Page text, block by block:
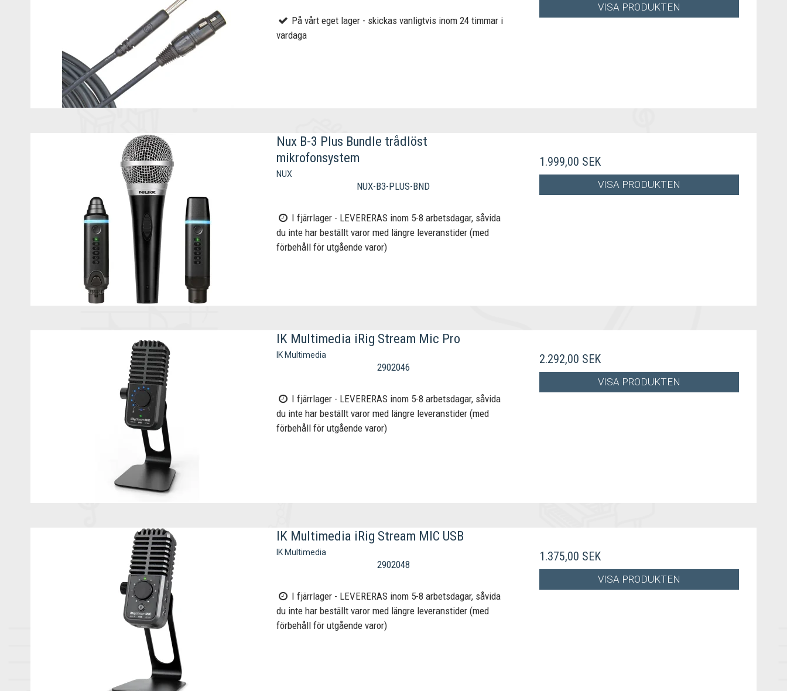
På vårt eget lager - skickas vanligtvis inom 24 timmar i
vardaga
VISA PRODUKTEN
Nux B-3 Plus Bundle trådlöst
mikrofonsystem
NUX
NUX-B3-PLUS-BND
I fjärrlager - LEVERERAS inom 5-8 arbetsdagar, såvida
du inte har beställt varor med längre leveranstider (med
förbehåll för utgående varor)
1.999,00 SEK
VISA PRODUKTEN
IK Multimedia iRig Stream Mic Pro
IK Multimedia
2902046
I fjärrlager - LEVERERAS inom 5-8 arbetsdagar, såvida
du inte har beställt varor med längre leveranstider (med
förbehåll för utgående varor)
2.292,00 SEK
VISA PRODUKTEN
IK Multimedia iRig Stream MIC USB
IK Multimedia
2902048
I fjärrlager - LEVERERAS inom 5-8 arbetsdagar, såvida
du inte har beställt varor med längre leveranstider (med
förbehåll för utgående varor)
1.375,00 SEK
VISA PRODUKTEN